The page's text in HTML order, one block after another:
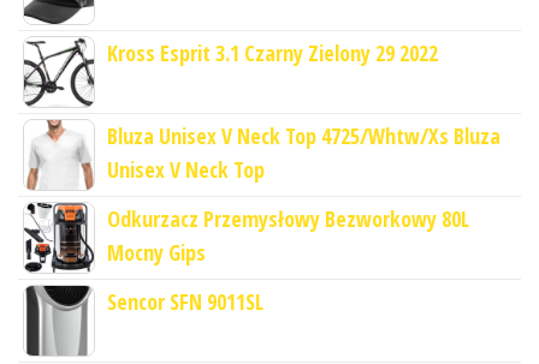
Kross Esprit 3.1 Czarny Zielony 29 2022
Bluza Unisex V Neck Top 4725/Whtw/Xs Bluza
Unisex V Neck Top
Odkurzacz Przemysłowy Bezworkowy 80L
Mocny Gips
Sencor SFN 9011SL